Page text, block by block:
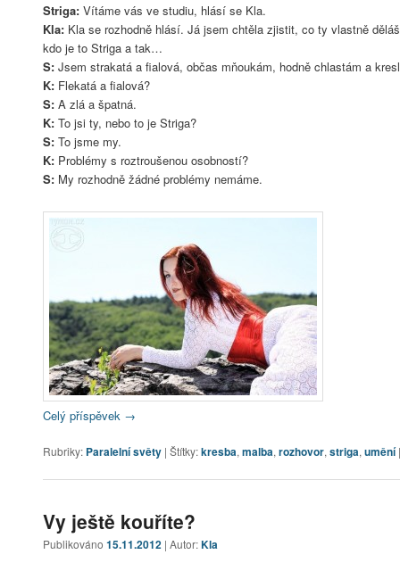
Striga:Vítáme vás ve studiu, hlásí se Kla.
Kla:Kla se rozhodně hlásí. Já jsem chtěla zjistit, co ty vlastně
kdo je to Striga a tak…
S:Jsem strakatá a fialová, občas mňoukám, hodně chlastám a
K:Flekatá a fialová?
S:A zlá a špatná.
K:To jsi ty, nebo to je Striga?
S:To jsme my.
K:Problémy s roztroušenou osobností?
S:My rozhodně žádné problémy nemáme.
Celý příspěvek →
Rubriky: Paralelní světy | Štítky:kresba,malba,rozhovor,striga,umění
Vy ještě kouříte?
Publikováno 15.11.2012 | Autor:Kla